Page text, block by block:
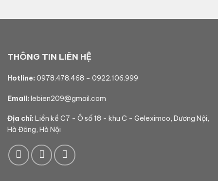
THÔNG TIN LIÊN HỆ
Hotline: 0978.478.468 – 0922.106.999
Email: lebien209@gmail.com
Địa chỉ: Liền kề C7 - Ô số 18 - khu C - Geleximco, Dương Nội,
Hà Đông, Hà Nội